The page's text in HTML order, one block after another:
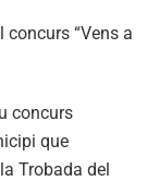
concurs
que
Trobada del